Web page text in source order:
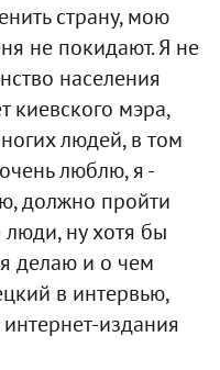
страну, мою
не покидают. Я не
населения
мэра,
людей, в том
люблю, я -
должно пройти
ну хотя бы
делаю и о чем
в интервью,
издания